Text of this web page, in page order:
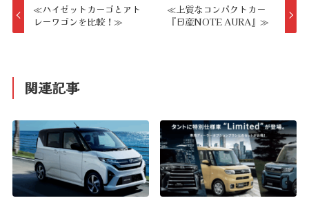
≪ハイゼットカーゴとアト
レーワゴンを比較！≫
≪上質なコンパクトカー
『日産NOTE AURA』≫
関連記事